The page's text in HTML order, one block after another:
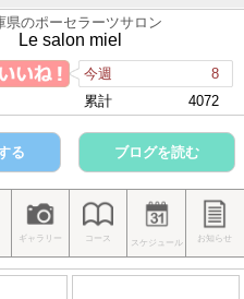
県のポーセラーツサロン
Le salon miel
今週
8
累計
4072
る ブログを読む
ギャラリー コース スケジュール お知らせ